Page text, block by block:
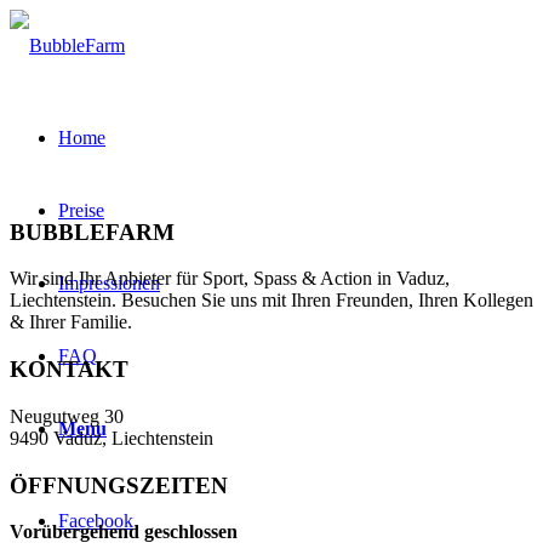
Home
Preise
Impressionen
FAQ
Menu
Facebook
BUBBLEFARM
Wir sind Ihr Anbieter für Sport, Spass & Action in Vaduz,
Liechtenstein. Besuchen Sie uns mit Ihren Freunden, Ihren Kollegen
& Ihrer Familie.
KONTAKT
Neugutweg 30
9490 Vaduz, Liechtenstein
ÖFFNUNGSZEITEN
Vorübergehend geschlossen